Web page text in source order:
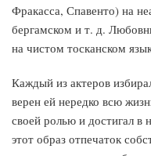
Фракасса, Спавенто) на
бергамском и т. д.
на чистом тосканском
Каждый из актеров
верен ей нередко всю
своей ролью и достигал в
этот образ отпечаток